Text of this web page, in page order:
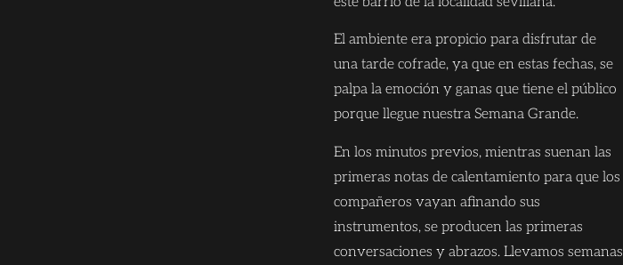
El ambiente era propicio para disfrutar de
una tarde cofrade, ya que en estas fechas, se
palpa la emoción y ganas que tiene el público
porque llegue nuestra Semana Grande.
En los minutos previos, mientras suenan las
primeras notas de calentamiento para que los
compañeros vayan afinando sus
instrumentos, se producen las primeras
conversaciones y abrazos. Llevamos semanas